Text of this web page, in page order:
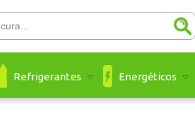
Refrigerantes Energéticos